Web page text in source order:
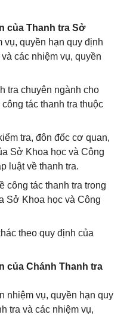
của Thanh tra Sở
quyền hạn quy định
các nhiệm vụ, quyền
tra chuyên ngành cho
tác thanh tra thuộc
tra, đôn đốc cơ quan,
Sở Khoa học và Công
luật về thanh tra.
công tác thanh tra trong
Sở Khoa học và Công
theo quy định của
của Chánh Thanh tra
nhiệm vụ, quyền hạn quy
tra và các nhiệm vụ,